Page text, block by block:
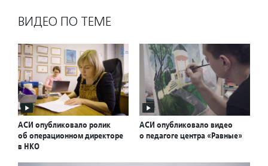
ВИДЕО ПО ТЕМЕ
АСИ опубликовало ролик
об операционном директоре
в НКО
АСИ опубликовало видео
о педагоге центра «Равные»